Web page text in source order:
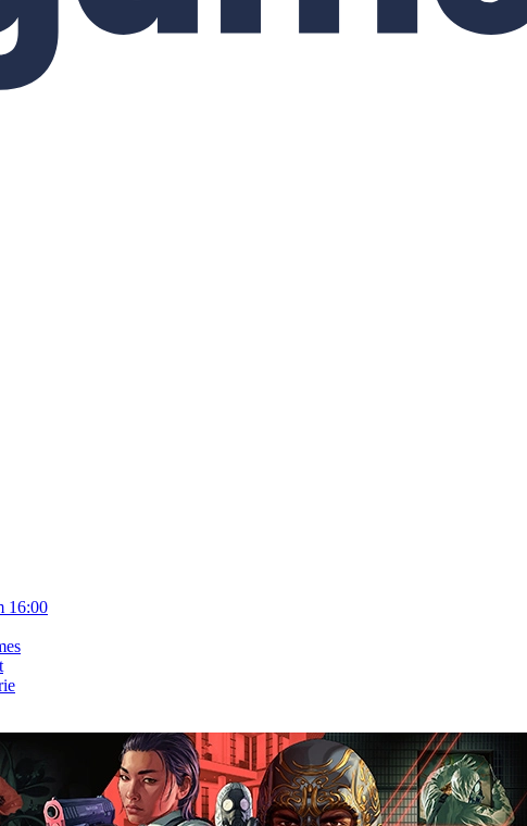
16:00